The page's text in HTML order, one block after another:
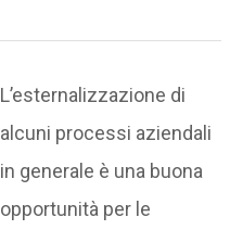
L’esternalizzazione di
alcuni processi aziendali
in generale è una buona
opportunità per le